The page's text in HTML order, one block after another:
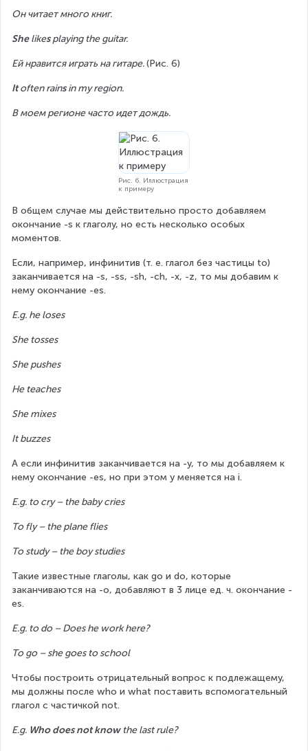
Он читает много книг.
She likes playing the guitar.
Ей нравится играть на гитаре. (Рис. 6)
It often rains in my region.
В моем регионе часто идет дождь.
Рис. 6. Иллюстрация
к примеру
В общем случае мы действительно просто добавляем
окончание -s к глаголу, но есть несколько особых
моментов.
Если, например, инфинитив (т. е. глагол без частицы to)
заканчивается на -s, -ss, -sh, -ch, -x, -z, то мы добавим к
нему окончание -es.
E.g. he loses
She tosses
She pushes
He teaches
She mixes
It buzzes
А если инфинитив заканчивается на -y, то мы добавляем к
нему окончание -es, но при этом y меняется на i.
E.g. to cry – the baby cries
To fly – the plane flies
To study – the boy studies
Такие известные глаголы, как go и do, которые
заканчиваются на -о, добавляют в 3 лице ед. ч. окончание -
es.
E.g. to do – Does he work here?
To go – she goes to school
Чтобы построить отрицательный вопрос к подлежащему,
мы должны после who и what поставить вспомогательный
глагол с частичкой not.
E.g. Who does not know the last rule?